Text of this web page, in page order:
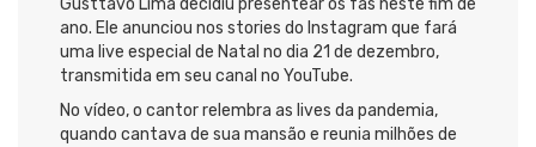
ano. Ele anunciou nos stories do Instagram que fará
uma live especial de Natal no dia 21 de dezembro,
transmitida em seu canal no YouTube.
No vídeo, o cantor relembra as lives da pandemia,
quando cantava de sua mansão e reunia milhões de